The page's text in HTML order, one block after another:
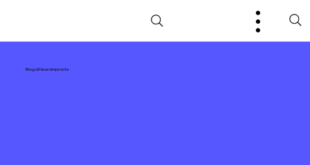
Blog di NeuroImpronta